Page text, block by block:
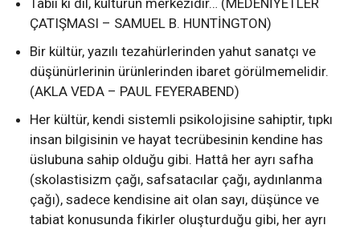
Tabiî ki dil, kültürün merkezidir… (MEDENİYETLER
ÇATIŞMASI – SAMUEL B. HUNTİNGTON)
Bir kültür, yazılı tezahürlerinden yahut sanatçı ve
düşünürlerinin ürünlerinden ibaret görülmemelidir.
(AKLA VEDA – PAUL FEYERABEND)
Her kültür, kendi sistemli psikolojisine sahiptir, tıpkı
insan bilgisinin ve hayat tecrübesinin kendine has
üslubuna sahip olduğu gibi. Hattâ her ayrı safha
(skolastisizm çağı, safsatacılar çağı, aydınlanma
çağı), sadece kendisine ait olan sayı, düşünce ve
tabiat konusunda fikirler oluşturduğu gibi, her ayrı